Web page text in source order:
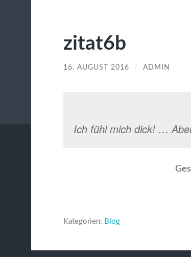
zitat6b
16. AUGUST 2016 / ADMIN
Ich fühl mich dick! …
Kategorien: Blog